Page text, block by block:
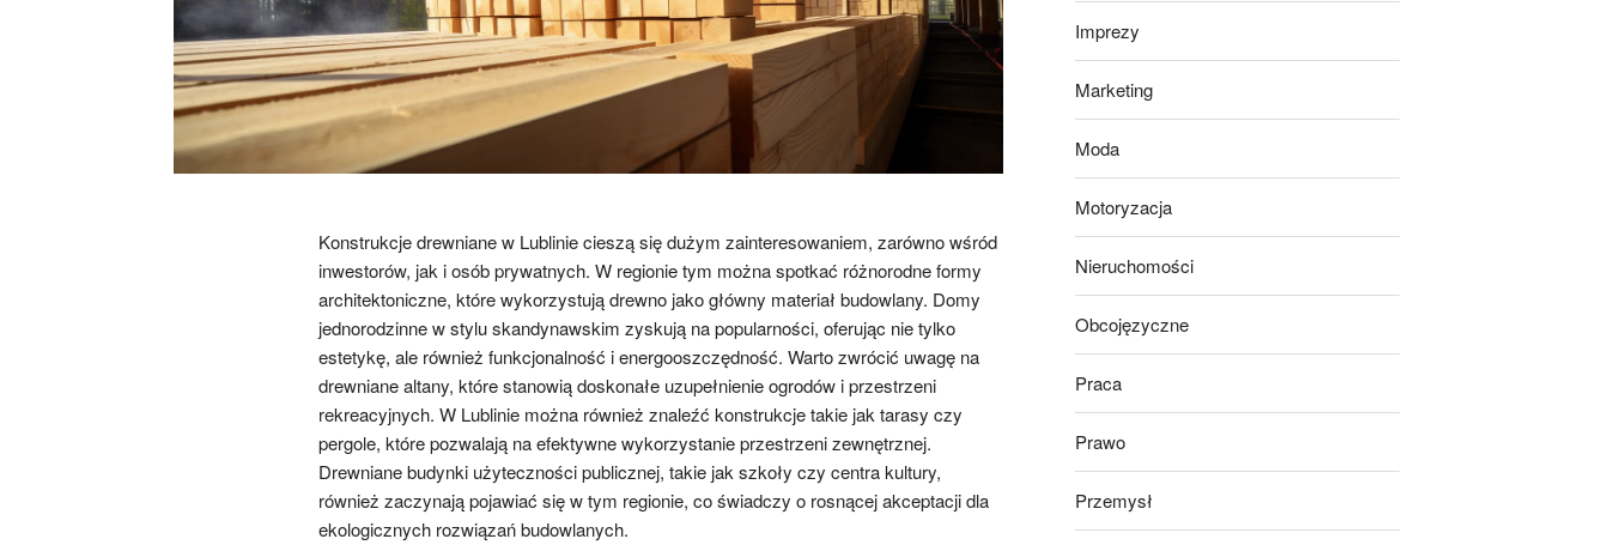
Konstrukcje drewniane w Lublinie cieszą się dużym zainteresowaniem, zarówno wśród
inwestorów, jak i osób prywatnych. W regionie tym można spotkać różnorodne formy
architektoniczne, które wykorzystują drewno jako główny materiał budowlany. Domy
jednorodzinne w stylu skandynawskim zyskują na popularności, oferując nie tylko
estetykę, ale również funkcjonalność i energooszczędność. Warto zwrócić uwagę na
drewniane altany, które stanowią doskonałe uzupełnienie ogrodów i przestrzeni
rekreacyjnych. W Lublinie można również znaleźć konstrukcje takie jak tarasy czy
pergole, które pozwalają na efektywne wykorzystanie przestrzeni zewnętrznej.
Drewniane budynki użyteczności publicznej, takie jak szkoły czy centra kultury,
również zaczynają pojawiać się w tym regionie, co świadczy o rosnącej akceptacji dla
ekologicznych rozwiązań budowlanych.
Imprezy
Marketing
Moda
Motoryzacja
Nieruchomości
Obcojęzyczne
Praca
Prawo
Przemysł